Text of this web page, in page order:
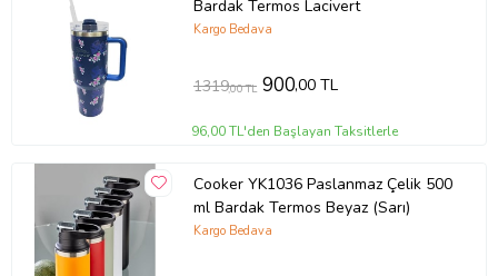
Bardak Termos Lacivert
Kargo Bedava
1319,00 TL 900,00 TL
96,00 TL'den Başlayan Taksitlerle
Cooker YK1036 Paslanmaz Çelik 500
ml Bardak Termos Beyaz (Sarı)
Kargo Bedava